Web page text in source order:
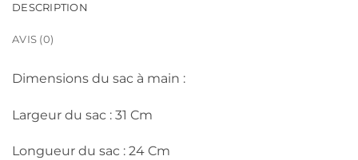
DESCRIPTION
AVIS (0)
Dimensions du sac à main :
Largeur du sac : 31 Cm
Longueur du sac : 24 Cm